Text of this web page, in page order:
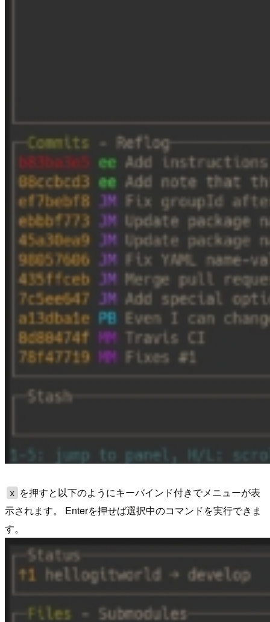
x
を押すと以下のようにキーバインド付きでメニューが表
示されます。 Enterを押せば選択中のコマンドを実行できま
す。